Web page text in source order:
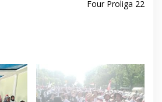
Four Proliga 22